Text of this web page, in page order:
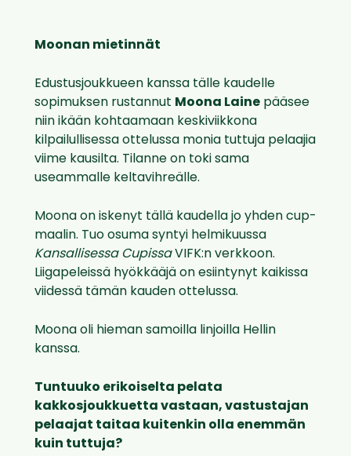
Moonan mietinnät
Edustusjoukkueen kanssa tälle kaudelle
sopimuksen rustannut Moona Laine pääsee
niin ikään kohtaamaan keskiviikkona
kilpailullisessa ottelussa monia tuttuja pelaajia
viime kausilta. Tilanne on toki sama
useammalle keltavihreälle.
Moona on iskenyt tällä kaudella jo yhden cup-
maalin. Tuo osuma syntyi helmikuussa
Kansallisessa CupissaVIFK:n verkkoon.
Liigapeleissä hyökkääjä on esiintynyt kaikissa
viidessä tämän kauden ottelussa.
Moona oli hieman samoilla linjoilla Hellin
kanssa.
Tuntuuko erikoiselta pelata
kakkosjoukkuetta vastaan, vastustajan
pelaajat taitaa kuitenkin olla enemmän
kuin tuttuja?